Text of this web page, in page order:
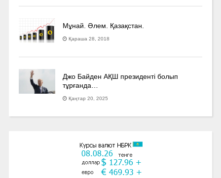
Мұнай. Әлем. Қазақстан.
Қараша 28, 2018
Джо Байден АҚШ президенті болып
тұрғанда…
Қаңтар 20, 2025